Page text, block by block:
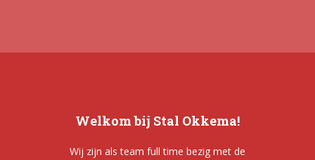
Welkom bij Stal Okkema!
Wij zijn als team full time bezig met de